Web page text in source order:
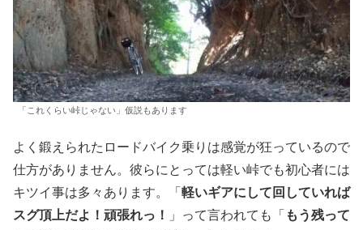
「これくらい峠じゃない」仮説もあります
よく鍛えられたロードバイク乗りは感覚が狂っているので
仕方がありません。彼らにとっては軽い峠でも初心者には
キツイ事は多々あります。「 軽いギアにして回していれば
スグ頂上だよ！頑張れっ！
」って言われても「 もう残って